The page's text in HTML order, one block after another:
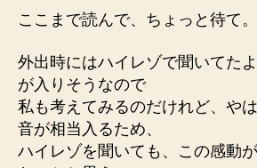
ここまで読んで、ちょっと待て。
外出時にはハイレゾで聞いてた
が入りそうなので
私も考えてみるのだけれど、や
音が相当入るため、
ハイレゾを聞いても、この感動